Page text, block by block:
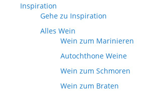
Inspiration
Gehe zu Inspiration
Alles Wein
Wein zum Marinieren
Autochthone Weine
Wein zum Schmoren
Wein zum Braten